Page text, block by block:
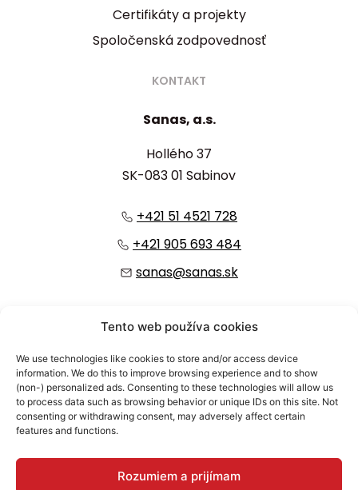
Tento web používa cookies
We use technologies like cookies to store and/or access device
information. We do this to improve browsing experience and to show
(non-) personalized ads. Consenting to these technologies will allow us
to process data such as browsing behavior or unique IDs on this site. Not
consenting or withdrawing consent, may adversely affect certain
features and functions.
Rozumiem a prijímam
Certifikáty a projekty
Spoločenská zodpovednosť
KONTAKT
Sanas, a.s.
Hollého 37
SK-083 01 Sabinov
+421 51 4521 728
+421 905 693 484
sanas@sanas.sk
© 2026 SANAS, a.s.